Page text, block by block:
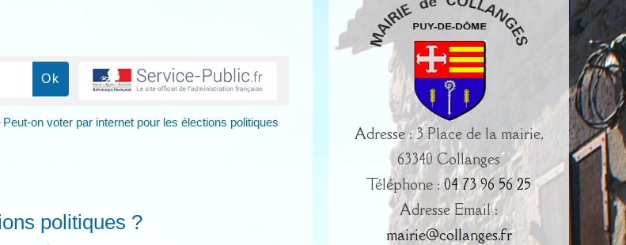
Peut-on voter par internet pour les élections politiques
politiques ?
Adresse : 3 Place de la mairie,
63340 Collanges
Téléphone :04 73 96 56 25
Adresse Email :
mairie@collanges.fr